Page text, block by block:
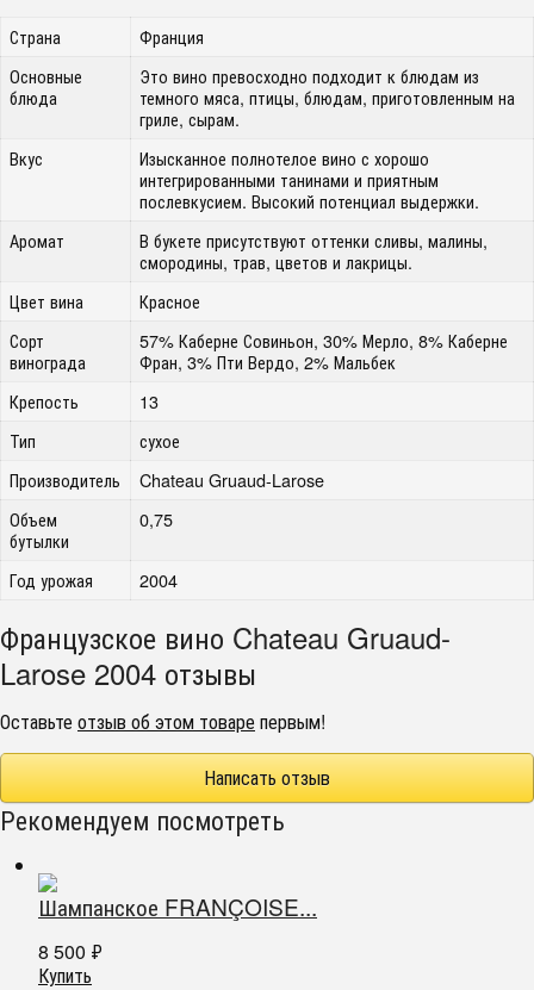
Страна
Франция
Основные
блюда
Это вино превосходно подходит к блюдам из
темного мяса, птицы, блюдам, приготовленным на
гриле, сырам.
Вкус
Изысканное полнотелое вино с хорошо
интегрированными танинами и приятным
послевкусием. Высокий потенциал выдержки.
Аромат
В букете присутствуют оттенки сливы, малины,
смородины, трав, цветов и лакрицы.
Цвет вина
Красное
Сорт
винограда
57% Каберне Совиньон, 30% Мерло, 8% Каберне
Фран, 3% Пти Вердо, 2% Мальбек
Крепость
13
Тип
сухое
Производитель
Chateau Gruaud-Larose
Объем
бутылки
0,75
Год урожая 2004
Французское вино Chateau Gruaud-
Larose 2004 отзывы
Оставьтеотзыв об этом товарепервым!
Написать отзыв
Рекомендуем посмотреть
Шампанское FRANÇOISE...
8 500 ₽
Купить